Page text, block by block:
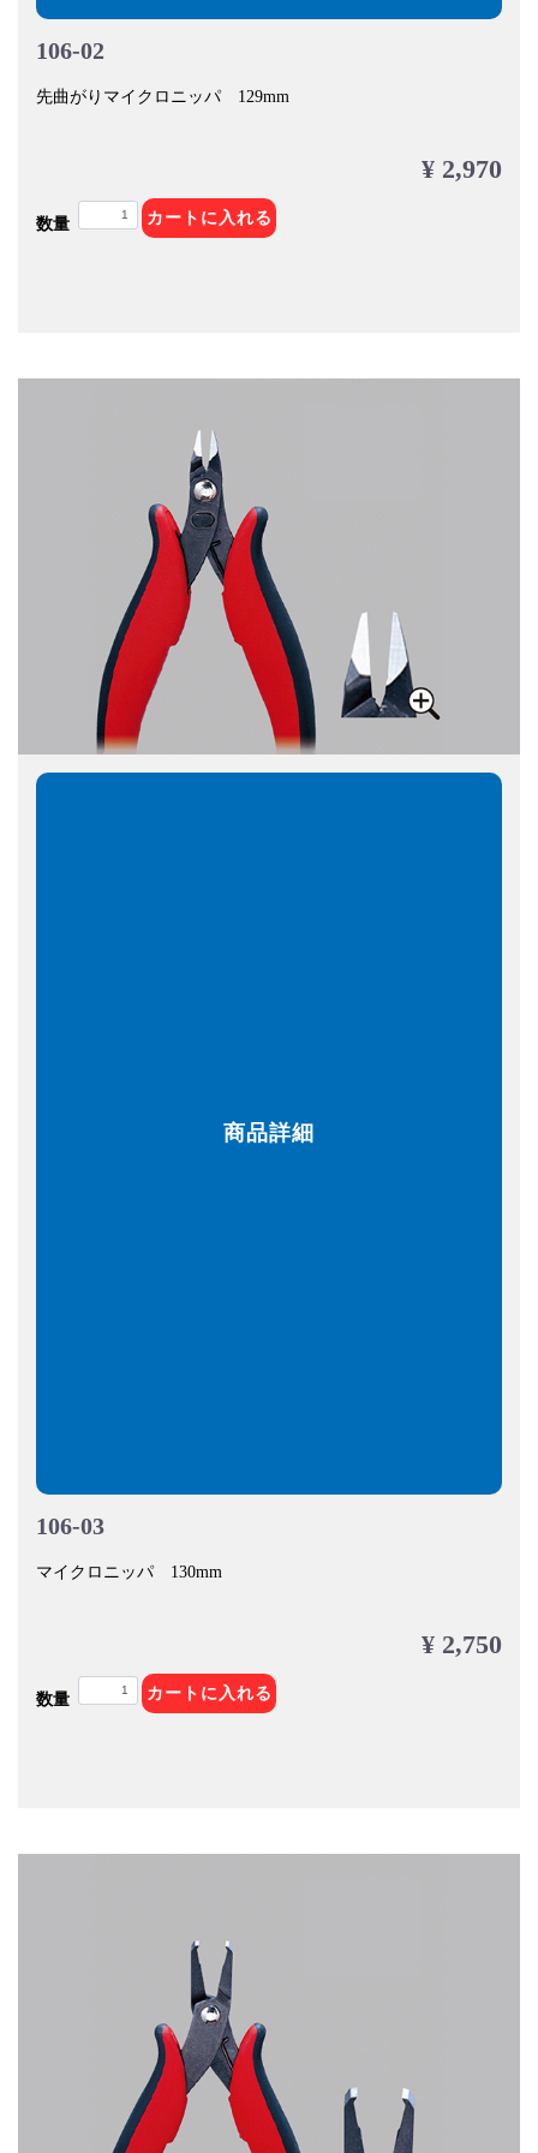
106-02
先曲がりマイクロニッパ 129mm
¥ 2,970
数量 カートに入れる
商品詳細
106-03
マイクロニッパ 130mm
¥ 2,750
数量 カートに入れる